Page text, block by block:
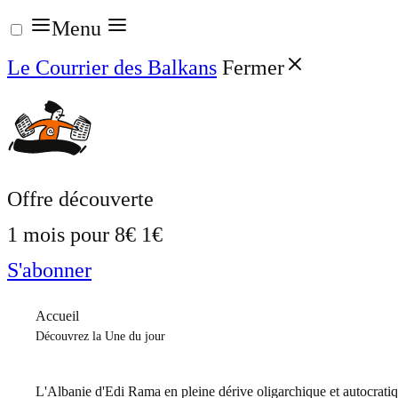
Aller
au
contenu
Menu
Le Courrier des Balkans Fermer
Offre découverte
1 mois pour 8€ 1€
S'abonner
Accueil
Découvrez la Une du jour
L'Albanie d'Edi Rama en pleine dérive oligarchique et